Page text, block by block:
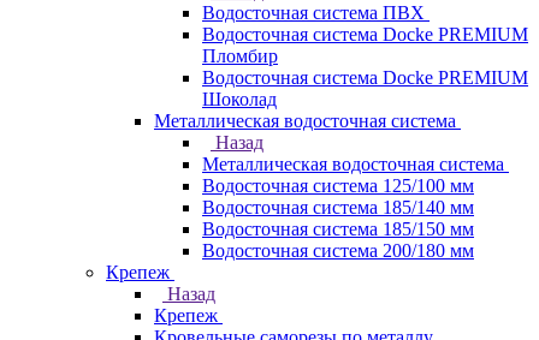
Водосточная система ПВХ
Водосточная система Docke PREMIUM
Пломбир
Водосточная система Docke PREMIUM
Шоколад
Металлическая водосточная система
Назад
Металлическая водосточная система
Водосточная система 125/100 мм
Водосточная система 185/140 мм
Водосточная система 185/150 мм
Водосточная система 200/180 мм
Крепеж
Назад
Крепеж